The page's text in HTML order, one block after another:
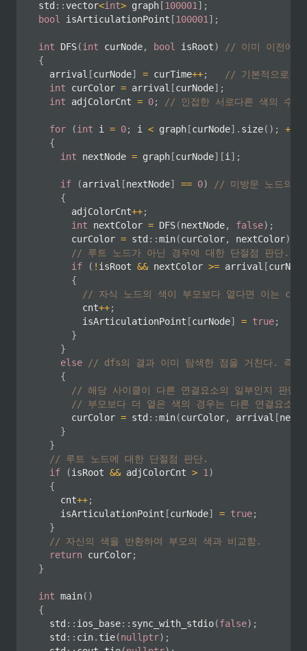
std ::vector<int> graph [100001 ] ;
bool
isArticulationPoint [100001 ] ;
int DFS(int curNode, bool isRoot)
// 이미 이전에
{
	arrival
[curNode] = curTime++;
// 기본적으로
int curColor = arrival [curNode] ;
int adjColorCnt = 0; // 인접한 서로다른 색의 수
for (int i = 0; i < graph [curNode] . size( ) ; ++
{
int nextNode = graph [curNode] [i ] ;
if (arrival [nextNode] == 0)
// 미방문 노드의
{
			adjColorCnt
++;
int nextColor = DFS(nextNode, false) ;
			curColor
= std ::min(curColor, nextColor)
// 루트 노드가 아닌 경우에 대한 단절점 판단.
if
( ! isRoot && nextColor >= arrival [curNode
{
// 자식 노드의 색이 부모보다 옅다면 이는
				cnt
++;
				isArticulationPoint
[curNode] = true;
}
}
else
// dfs의 결과 이미 탐색한 점을 거친다. 즉
{
// 해당 사이클이 다른 연결요소의 일부인지 판단
// 부모보다 더 옅은 색의 경우는 다른 연결요소의
			curColor
= std ::min(curColor, arrival [
}
}
// 루트 노드에 대한 단절점 판단.
if
(isRoot && adjColorCnt > 1 )
{
		cnt
++;
		isArticulationPoint
[curNode] = true;
}
// 자신의 색을 반환하여 부모의 색과 비교함.
return curColor;
}
int main( )
{
	std
:: ios_base:: sync_with_stdio(false) ;
	std
:: cin. tie(nullptr) ;